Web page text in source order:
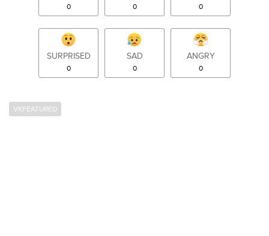
0 0 0
SURPRISED
0
SAD
0
ANGRY
0
VKFEATURED